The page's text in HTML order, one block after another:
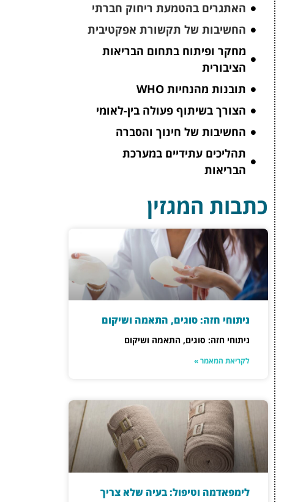
האתגרים בהטמעת ריחוק חברתי
החשיבות של תקשורת אפקטיבית
מחקר ופיתוח בתחום הבריאות
הציבורית
תובנות מהנחיות WHO
הצורך בשיתוף פעולה בין-לאומי
החשיבות של חינוך והסברה
תהליכים עתידיים במערכת
הבריאות
כתבות המגזין
ניתוחי חזה: סוגים, התאמה ושיקום
ניתוחי חזה: סוגים, התאמה ושיקום
לקריאת המאמר »
לימפאדמה וטיפול: בעיה שלא צריך